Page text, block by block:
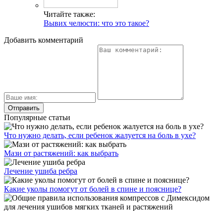
Читайте также:
Вывих челюсти: что это такое?
Добавить комментарий
Популярные статьи
Что нужно делать, если ребенок жалуется на боль в ухе?
Мази от растяжений: как выбрать
Лечение ушиба ребра
Какие уколы помогут от болей в спине и пояснице?